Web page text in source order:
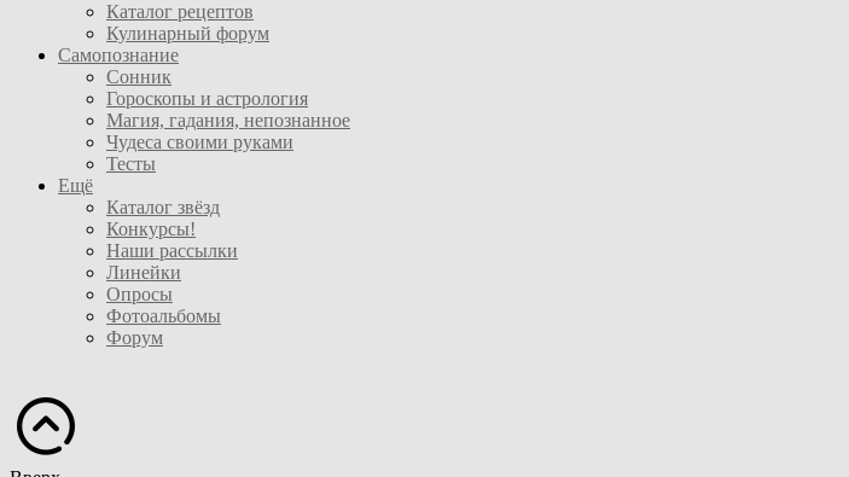
Каталог рецептов
Кулинарный форум
Самопознание
Сонник
Гороскопы и астрология
Магия, гадания, непознанное
Чудеса своими руками
Тесты
Ещё
Каталог звёзд
Конкурсы!
Наши рассылки
Линейки
Опросы
Фотоальбомы
Форум